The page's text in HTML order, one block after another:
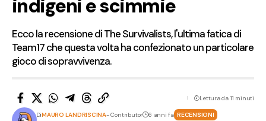
indigeni e scimmie
Ecco la recensione di The Survivalists, l'ultima fatica di
Team17 che questa volta ha confezionato un particolare
gioco di sopravvivenza.
DiMAURO LANDRISCINA- Contributor 6 anni fa RECENSIONI
Lettura da 11 minuti